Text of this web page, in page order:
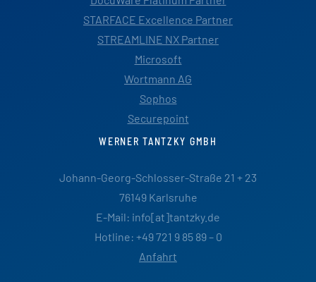
STARFACE Excellence Partner
STREAMLINE NX Partner
Microsoft
Wortmann AG
Sophos
Securepoint
WERNER TANTZKY GMBH
Johann-Georg-Schlosser-Straße 21 + 23
76149 Karlsruhe
E-Mail: info[at]tantzky.de
Hotline: +49 721 9 85 89 – 0
Anfahrt